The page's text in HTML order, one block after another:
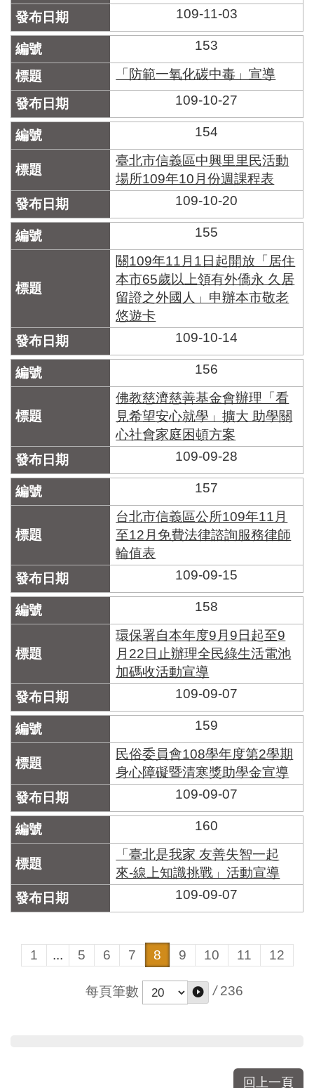
109-11-03
153
「防範一氧化碳中毒」宣導
109-10-27
154
臺北市信義區中興里里民活動
場所109年10月份週課程表
109-10-20
155
關109年11月1日起開放「居住
本市65歲以上領有外僑永 久居
留證之外國人」申辦本市敬老
悠遊卡
109-10-14
156
佛教慈濟慈善基金會辦理「看
見希望安心就學」擴大 助學關
心社會家庭困頓方案
109-09-28
157
台北市信義區公所109年11月
至12月免費法律諮詢服務律師
輪值表
109-09-15
158
環保署自本年度9月9日起至9
月22日止辦理全民綠生活電池
加碼收活動宣導
109-09-07
159
民俗委員會108學年度第2學期
身心障礙暨清寒獎助學金宣導
109-09-07
160
「臺北是我家 友善失智一起
來-線上知識挑戰」活動宣導
109-09-07
1 ... 5 6 7 8 9 10 11 12
每頁筆數 / 236
回上一頁